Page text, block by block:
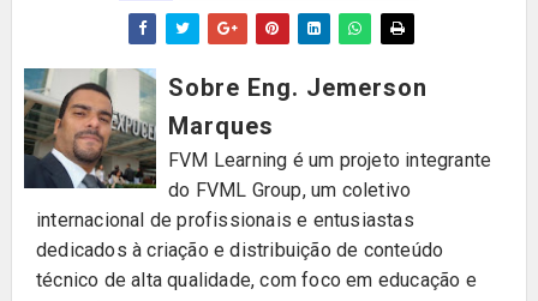
Sobre Eng. Jemerson
Marques
FVM Learning é um projeto integrante
do FVML Group, um coletivo
internacional de profissionais e entusiastas
dedicados à criação e distribuição de conteúdo
técnico de alta qualidade, com foco em educação e